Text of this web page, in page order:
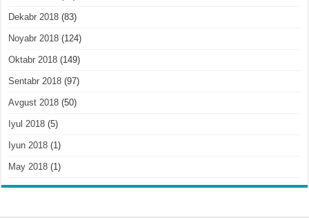
Dekabr 2018 (83)
Noyabr 2018 (124)
Oktabr 2018 (149)
Sentabr 2018 (97)
Avgust 2018 (50)
Iyul 2018 (5)
Iyun 2018 (1)
May 2018 (1)